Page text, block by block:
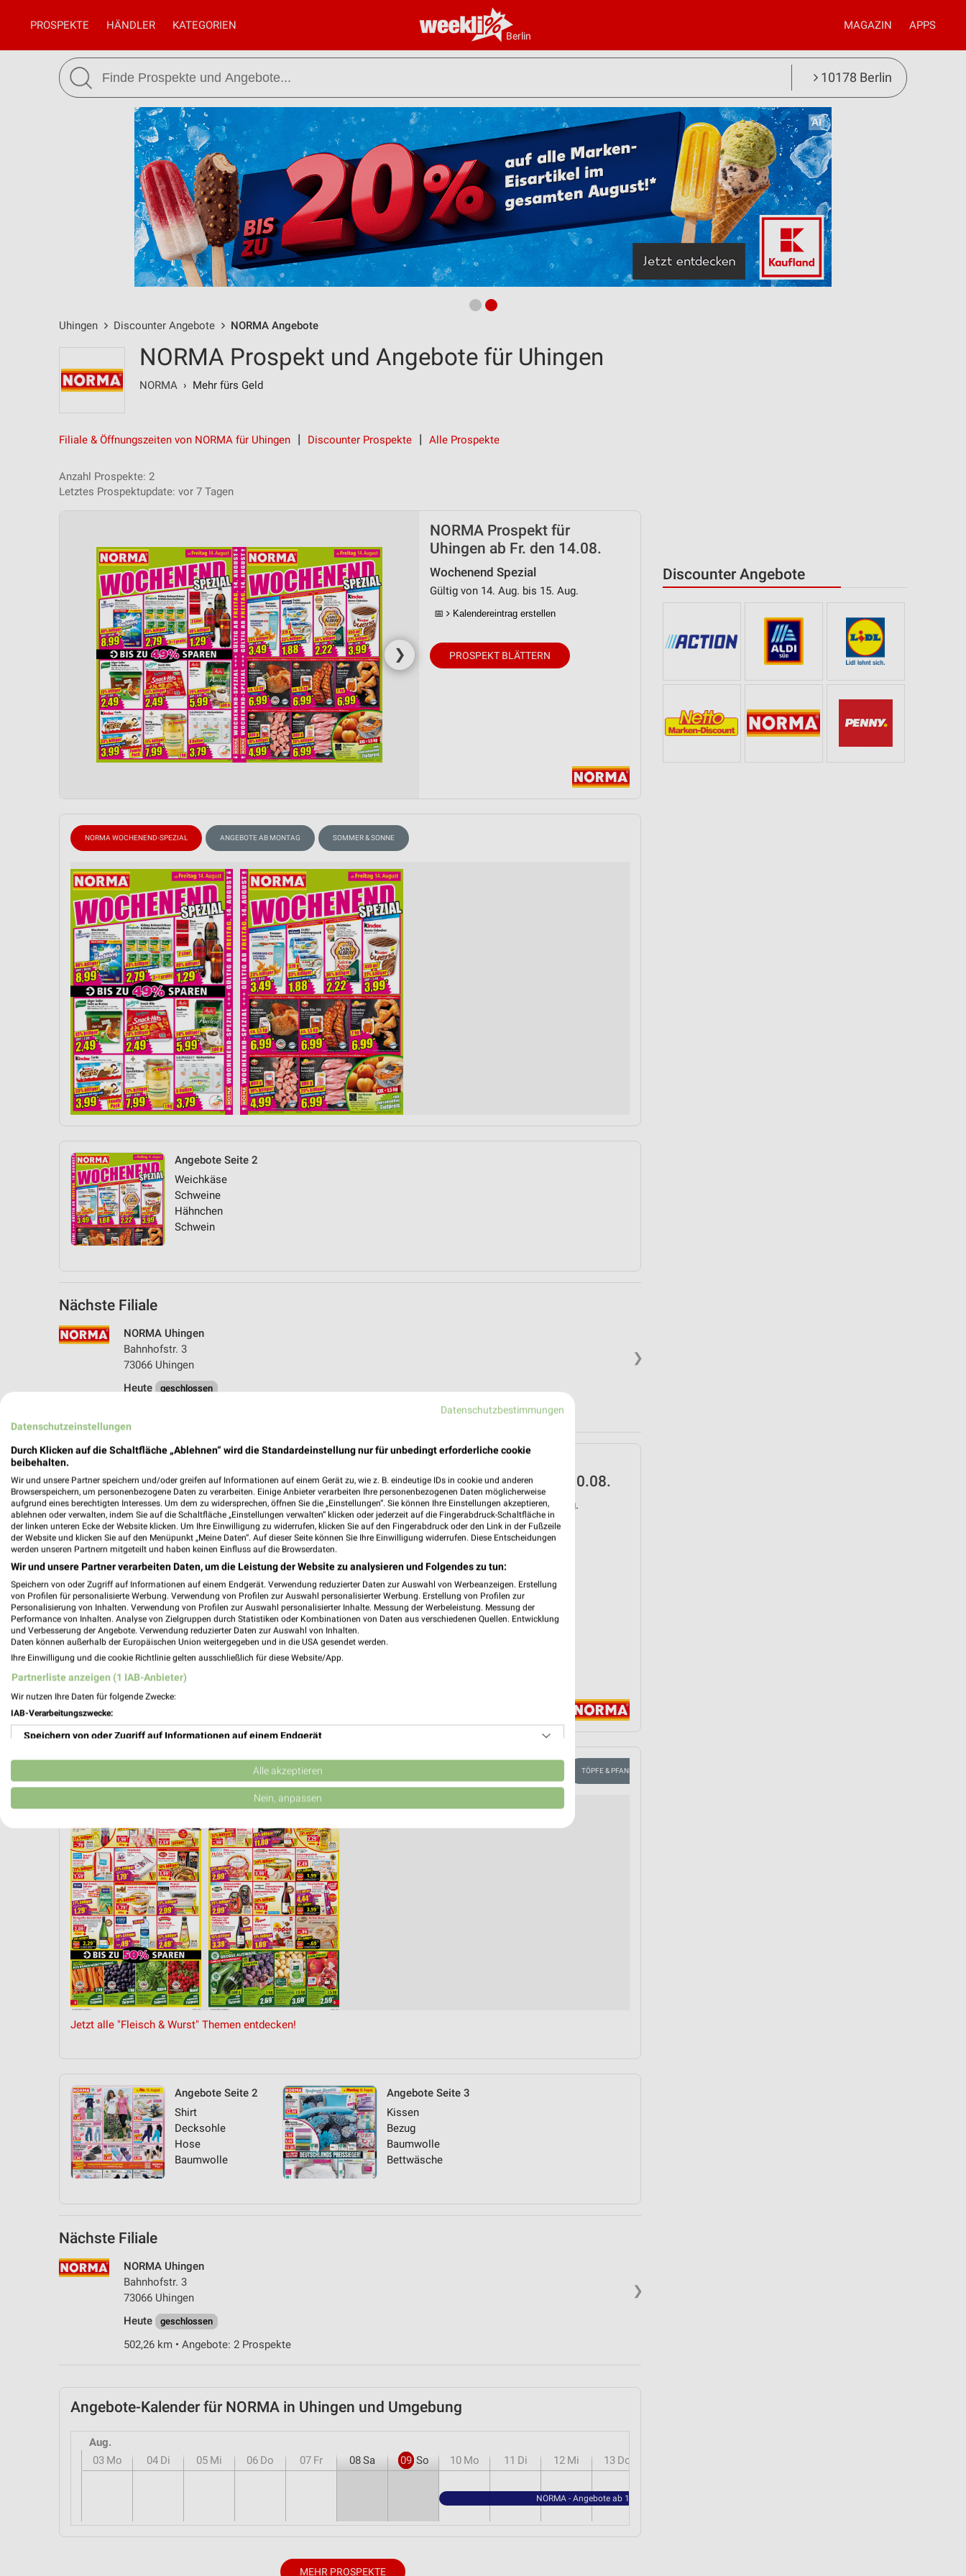
Berlin
PROSPEKTE HÄNDLER KATEGORIEN MAGAZIN APPS
10178 Berlin
Uhingen Discounter Angebote NORMA Angebote
Discounter Angebote
NORMA Prospekt und Angebote für Uhingen
NORMA › Mehr fürs Geld
Filiale & Öffnungszeiten von NORMA für Uhingen Discounter Prospekte Alle Prospekte
Anzahl Prospekte: 2
Letztes Prospektupdate: vor 7 Tagen
❯
NORMA Prospekt für
Uhingen ab Fr. den 14.08.
Wochenend Spezial
Gültig von 14. Aug. bis 15. Aug.
📅 Kalendereintrag erstellen
PROSPEKT BLÄTTERN
NORMA WOCHENEND-SPEZIAL ANGEBOTE AB MONTAG SOMMER & SONNE
Angebote Seite 2
Weichkäse
Schweine
Hähnchen
Schwein
Nächste Filiale
❯
NORMA Uhingen
Bahnhofstr. 3
73066 Uhingen
Heute
geschlossen
❯
Uhingen ab Mo. den 10.08.
Gültig von 10. Aug. bis 15. Aug.
📅 Kalendereintrag erstellen
PROSPEKT BLÄTTERN
ANGEBOTE AB MITTWOCH FITNESS TÖPFE & PFANNEN
Jetzt alle "Fleisch & Wurst" Themen entdecken!
Angebote Seite 2
Shirt
Decksohle
Hose
Baumwolle
Angebote Seite 3
Kissen
Bezug
Baumwolle
Bettwäsche
Nächste Filiale
❯
NORMA Uhingen
Bahnhofstr. 3
73066 Uhingen
Heute
geschlossen
502,26 km • Angebote: 2 Prospekte
Angebote-Kalender für NORMA in Uhingen und Umgebung
Aug.
03 Mo 04 Di 05 Mi 06 Do 07 Fr 08Sa 09 So 10 Mo 11 Di 12 Mi 13 Do
NORMA - Angebote ab 10.08.
MEHR PROSPEKTE
Datenschutzbestimmungen
Datenschutzeinstellungen
Durch Klicken auf die Schaltfläche „Ablehnen“ wird die Standardeinstellung nur für unbedingt erforderliche cookie
beibehalten.
Wir und unsere Partner speichern und/oder greifen auf Informationen auf einem Gerät zu, wie z. B. eindeutige IDs in cookie und anderen
Browserspeichern, um personenbezogene Daten zu verarbeiten. Einige Anbieter verarbeiten Ihre personenbezogenen Daten möglicherweise
aufgrund eines berechtigten Interesses. Um dem zu widersprechen, öffnen Sie die „Einstellungen“. Sie können Ihre Einstellungen akzeptieren,
ablehnen oder verwalten, indem Sie auf die Schaltfläche „Einstellungen verwalten“ klicken oder jederzeit auf die Fingerabdruck-Schaltfläche in
der linken unteren Ecke der Website klicken. Um Ihre Einwilligung zu widerrufen, klicken Sie auf den Fingerabdruck oder den Link in der Fußzeile
der Website und klicken Sie auf den Menüpunkt „Meine Daten“. Auf dieser Seite können Sie Ihre Einwilligung widerrufen. Diese Entscheidungen
werden unseren Partnern mitgeteilt und haben keinen Einfluss auf die Browserdaten.
Wir und unsere Partner verarbeiten Daten, um die Leistung der Website zu analysieren und Folgendes zu tun:
Speichern von oder Zugriff auf Informationen auf einem Endgerät. Verwendung reduzierter Daten zur Auswahl von Werbeanzeigen. Erstellung
von Profilen für personalisierte Werbung. Verwendung von Profilen zur Auswahl personalisierter Werbung. Erstellung von Profilen zur
Personalisierung von Inhalten. Verwendung von Profilen zur Auswahl personalisierter Inhalte. Messung der Werbeleistung. Messung der
Performance von Inhalten. Analyse von Zielgruppen durch Statistiken oder Kombinationen von Daten aus verschiedenen Quellen. Entwicklung
und Verbesserung der Angebote. Verwendung reduzierter Daten zur Auswahl von Inhalten.
Daten können außerhalb der Europäischen Union weitergegeben und in die USA gesendet werden.
Ihre Einwilligung und die cookie Richtlinie gelten ausschließlich für diese Website/App.
Partnerliste anzeigen (1 IAB-Anbieter)
Wir nutzen Ihre Daten für folgende Zwecke:
IAB-Verarbeitungszwecke:
Speichern von oder Zugriff auf Informationen auf einem Endgerät
Verwendung reduzierter Daten zur Auswahl von Werbeanzeigen
Erstellung von Profilen für personalisierte Werbung
Erstellung von Profilen zur Personalisierung von Inhalten
Verwendung von Profilen zur Auswahl personalisierter Inhalte
Messung der Werbeleistung
Messung der Performance von Inhalten
Analyse von Zielgruppen durch Statistiken oder Kombinationen von Daten aus verschiedenen
Entwicklung und Verbesserung der Angebote
Verwendung genauer Standortdaten
Geräte anhand von aktiv angeforderten Informationen identifizieren
Nicht-IAB-Verarbeitungszwecke:
Notwendig
Alle akzeptieren
Nein, anpassen